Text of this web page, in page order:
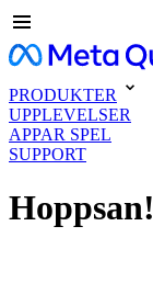
PRODUKTER
UPPLEVELSER
APPAR SPEL
SUPPORT
Hoppsan!